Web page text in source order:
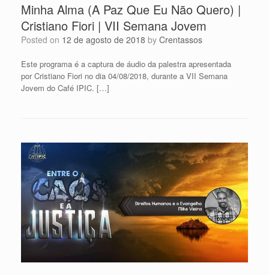
Minha Alma (A Paz Que Eu Não Quero) |
Cristiano Fiori | VII Semana Jovem
Posted on 12 de agosto de 2018 by Crentassos
Este programa é a captura de áudio da palestra apresentada
por Cristiano Fiori no dia 04/08/2018, durante a VII Semana
Jovem do Café IPIC. […]